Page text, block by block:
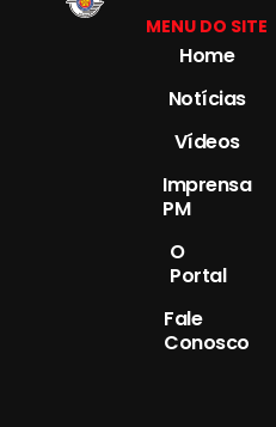
MENU DO SITE
Home
Notícias
Vídeos
Imprensa
PM
O
Portal
Fale
Conosco